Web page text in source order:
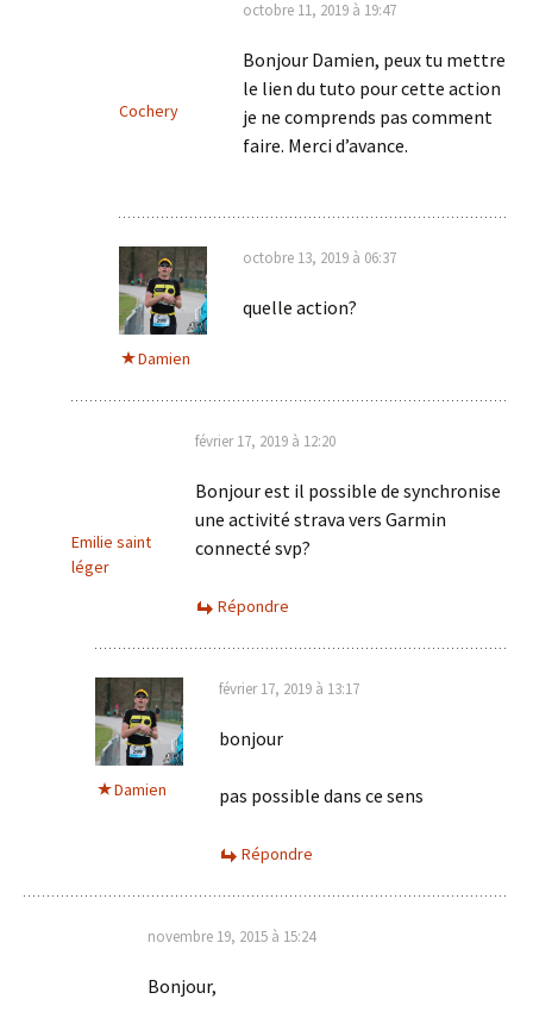
Cochery
octobre 11, 2019 à 19:47
Bonjour Damien, peux tu mettre
le lien du tuto pour cette action
je ne comprends pas comment
faire. Merci d’avance.
Damien
octobre 13, 2019 à 06:37
quelle action?
Emilie saint
léger
février 17, 2019 à 12:20
Bonjour est il possible de synchronise
une activité strava vers Garmin
connecté svp?
Répondre
Damien
février 17, 2019 à 13:17
bonjour
pas possible dans ce sens
Répondre
novembre 19, 2015 à 15:24
Bonjour,